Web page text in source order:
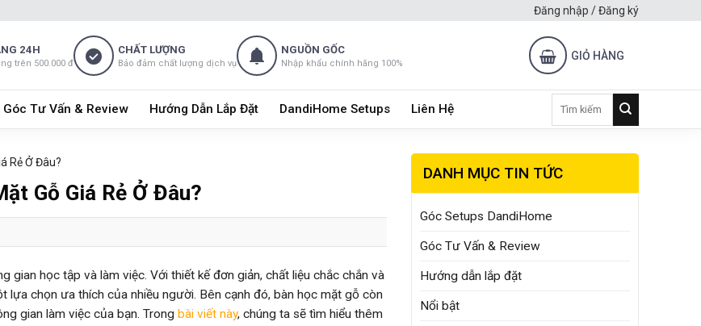
Đăng nhập / Đăng ký
24H
trên 500.000 đ
CHẤT LƯỢNG
Bảo đảm chất lượng dịch vụ
NGUỒN GỐC
Nhập khẩu chính hãng 100%
GIỎ HÀNG
Góc Tư Vấn & Review Hướng Dẫn Lắp Đặt DandiHome Setups Liên Hệ
kiếm:
Rẻ Ở Đâu?
Gỗ Giá Rẻ Ở Đâu?
gian học tập và làm việc. Với thiết kế đơn giản, chất liệu chắc chắn và
lựa chọn ưa thích của nhiều người. Bên cạnh đó, bàn học mặt gỗ còn
gian làm việc của bạn. Trong bài viết này, chúng ta sẽ tìm hiểu thêm
DANH MỤC TIN TỨC
Góc Setups DandiHome
Góc Tư Vấn & Review
Hướng dẫn lắp đặt
Nổi bật